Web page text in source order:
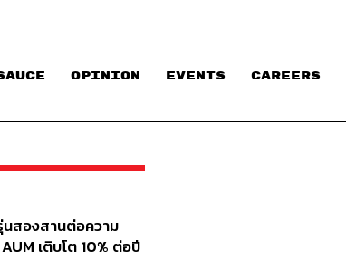
OPINION EVENTS CAREERS
สองสานต่อความ
เติบโต 10% ต่อปี